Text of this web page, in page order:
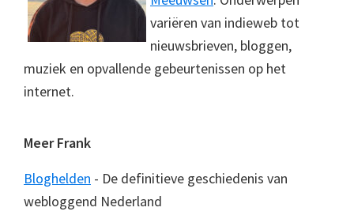
variëren van indieweb tot
nieuwsbrieven, bloggen,
muziek en opvallende gebeurtenissen op het
internet.
Meer Frank
Bloghelden - De definitieve geschiedenis van
webloggend Nederland